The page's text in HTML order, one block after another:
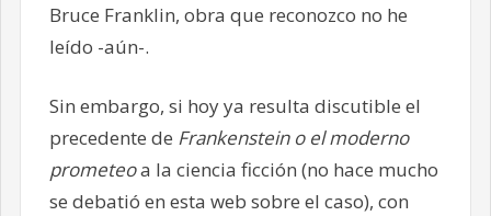
Bruce Franklin, obra que reconozco no he
leído -aún-.
Sin embargo, si hoy ya resulta discutible el
precedente de Frankenstein o el moderno
prometeoa la ciencia ficción (no hace mucho
se debatió en esta web sobre el caso), con